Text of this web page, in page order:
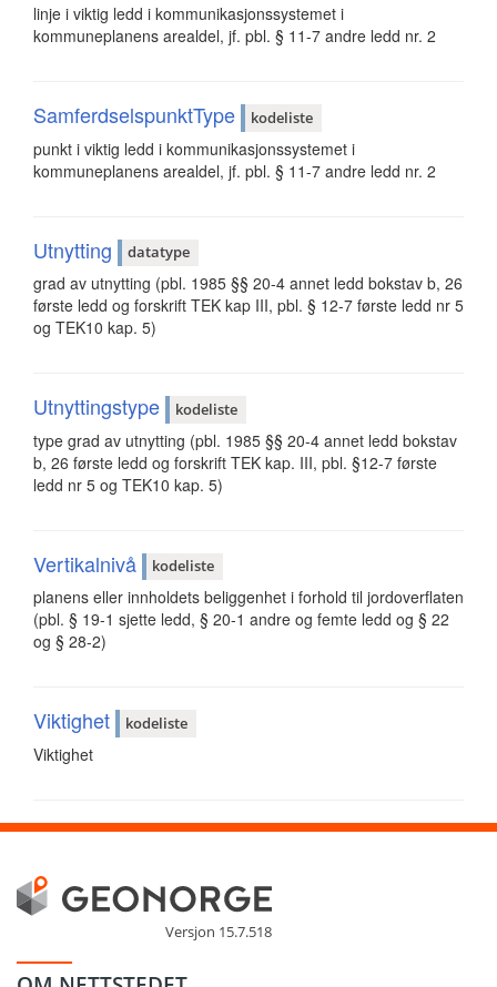
linje i viktig ledd i kommunikasjonssystemet i
kommuneplanens arealdel, jf. pbl. § 11-7 andre ledd nr. 2
SamferdselspunktType kodeliste
punkt i viktig ledd i kommunikasjonssystemet i
kommuneplanens arealdel, jf. pbl. § 11-7 andre ledd nr. 2
Utnytting datatype
grad av utnytting (pbl. 1985 §§ 20-4 annet ledd bokstav b, 26
første ledd og forskrift TEK kap III, pbl. § 12-7 første ledd nr 5
og TEK10 kap. 5)
Utnyttingstype kodeliste
type grad av utnytting (pbl. 1985 §§ 20-4 annet ledd bokstav
b, 26 første ledd og forskrift TEK kap. III, pbl. §12-7 første
ledd nr 5 og TEK10 kap. 5)
Vertikalnivå kodeliste
planens eller innholdets beliggenhet i forhold til jordoverflaten
(pbl. § 19-1 sjette ledd, § 20-1 andre og femte ledd og § 22
og § 28-2)
Viktighet kodeliste
Viktighet